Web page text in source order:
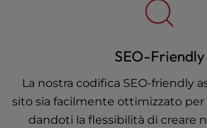
SEO-Friendly
La nostra codifica SEO-friendly
sito sia facilmente ottimizzato per
dandoti la flessibilità di creare